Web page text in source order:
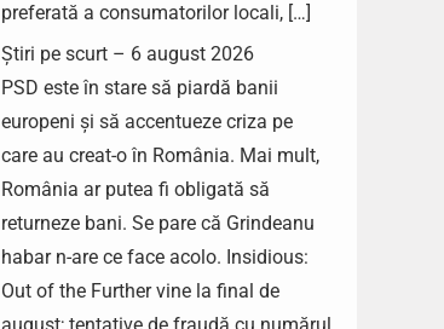
preferată a consumatorilor locali, […]
Știri pe scurt – 6 august 2026
PSD este în stare să piardă banii
europeni și să accentueze criza pe
care au creat-o în România. Mai mult,
România ar putea fi obligată să
returneze bani. Se pare că Grindeanu
habar n-are ce face acolo. Insidious:
Out of the Further vine la final de